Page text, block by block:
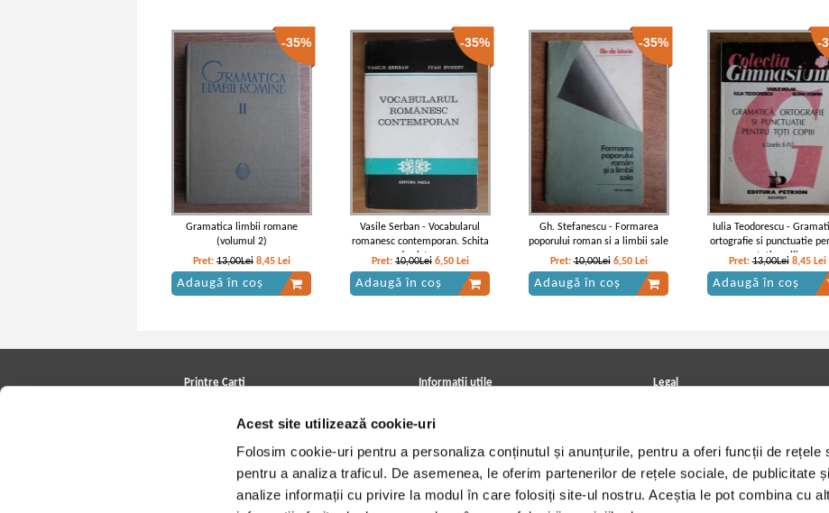
Acest site utilizează cookie-uri
Folosim cookie-uri pentru a personaliza conținutul și anunțurile, pentru a oferi funcții de rețele
pentru a analiza traficul. De asemenea, le oferim partenerilor de rețele sociale, de publicitate
analize informații cu privire la modul în care folosiți site-ul nostru. Aceștia le pot combina cu
-35%
Gramatica limbii romane
(volumul 2)
Pret: 13,00Lei 8,45 Lei
Adaugă în coș
-35%
Vasile Serban - Vocabularul
romanesc contemporan. Schita
de sistem
Pret:10,00Lei 6,50 Lei
Adaugă în coș
-35%
Gh. Stefanescu - Formarea
poporului roman si a limbii sale
Pret:10,00Lei 6,50 Lei
Adaugă în coș
-
Iulia Teodorescu -
ortografie si punctuatie
toti copiii
Pret:13,00Lei 8,45 Lei
Adaugă în coș
Printre Carti
Cele mai căutate cărți
Blog Printre Carti
Cărţi sub 5 lei
Informatii utile
Achizitii viniluri, casete, CD/DVD
Cum cumpar?
Politica de livrare
Retur comenzi
Angajari - Cariere
Legal
Termeni si conditii
Utilizare cookie-uri